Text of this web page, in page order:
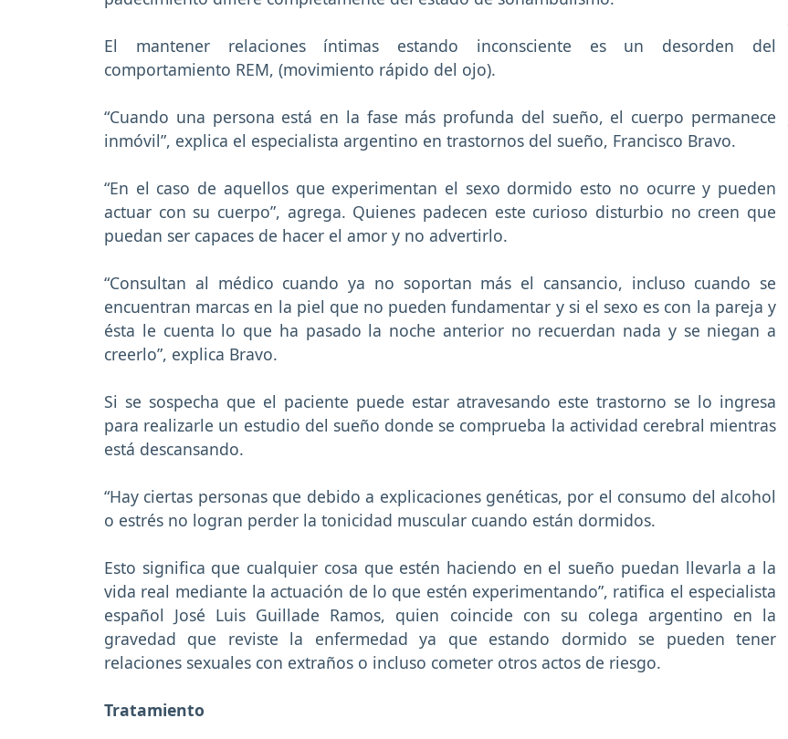
El mantener relaciones íntimas estando inconsciente es un desorden del
comportamiento REM, (movimiento rápido del ojo).
“Cuando una persona está en la fase más profunda del sueño, el cuerpo permanece
inmóvil”, explica el especialista argentino en trastornos del sueño, Francisco Bravo.
“En el caso de aquellos que experimentan el sexo dormido esto no ocurre y pueden
actuar con su cuerpo”, agrega. Quienes padecen este curioso disturbio no creen que
puedan ser capaces de hacer el amor y no advertirlo.
“Consultan al médico cuando ya no soportan más el cansancio, incluso cuando se
encuentran marcas en la piel que no pueden fundamentar y si el sexo es con la pareja y
ésta le cuenta lo que ha pasado la noche anterior no recuerdan nada y se niegan a
creerlo”, explica Bravo.
Si se sospecha que el paciente puede estar atravesando este trastorno se lo ingresa
para realizarle un estudio del sueño donde se comprueba la actividad cerebral mientras
está descansando.
“Hay ciertas personas que debido a explicaciones genéticas, por el consumo del alcohol
o estrés no logran perder la tonicidad muscular cuando están dormidos.
Esto significa que cualquier cosa que estén haciendo en el sueño puedan llevarla a la
vida real mediante la actuación de lo que estén experimentando”, ratifica el especialista
español José Luis Guillade Ramos, quien coincide con su colega argentino en la
gravedad que reviste la enfermedad ya que estando dormido se pueden tener
relaciones sexuales con extraños o incluso cometer otros actos de riesgo.
Tratamiento